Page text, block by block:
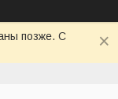
позже. С